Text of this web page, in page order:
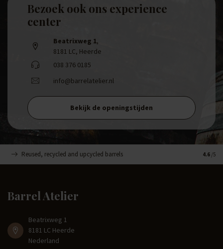
Bezoek ook ons experience
center
Beatrixweg 1,
8181 LC, Heerde
038 376 0185
info@barrelatelier.nl
Bekijk de openingstijden
Reused, recycled and upcycled barrels 4.6 /5
Barrel Atelier
Beatrixweg 1
8181 LC Heerde
Nederland